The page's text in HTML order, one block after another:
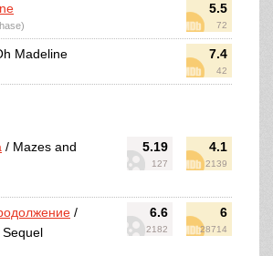
5.5
72
7.4
42
Madeline
5.19
127
4.1
2139
/ Mazes and
6.6
2182
6
28714
/